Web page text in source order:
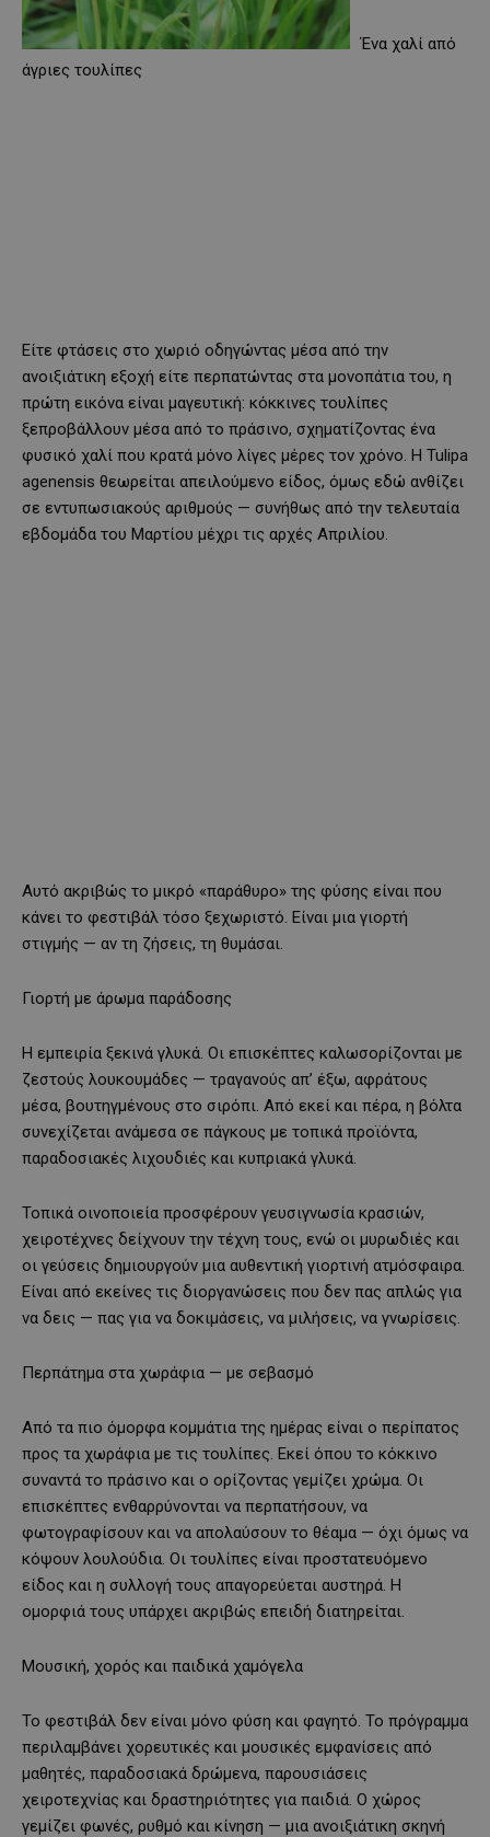
Ένα χαλί από
άγριες τουλίπες
Είτε φτάσεις στο χωριό οδηγώντας μέσα από την
ανοιξιάτικη εξοχή είτε περπατώντας στα μονοπάτια του, η
πρώτη εικόνα είναι μαγευτική: κόκκινες τουλίπες
ξεπροβάλλουν μέσα από το πράσινο, σχηματίζοντας ένα
φυσικό χαλί που κρατά μόνο λίγες μέρες τον χρόνο. Η Tulipa
agenensis θεωρείται απειλούμενο είδος, όμως εδώ ανθίζει
σε εντυπωσιακούς αριθμούς — συνήθως από την τελευταία
εβδομάδα του Μαρτίου μέχρι τις αρχές Απριλίου.
Αυτό ακριβώς το μικρό «παράθυρο» της φύσης είναι που
κάνει το φεστιβάλ τόσο ξεχωριστό. Είναι μια γιορτή
στιγμής — αν τη ζήσεις, τη θυμάσαι.
Γιορτή με άρωμα παράδοσης
Η εμπειρία ξεκινά γλυκά. Οι επισκέπτες καλωσορίζονται με
ζεστούς λουκουμάδες — τραγανούς απ’ έξω, αφράτους
μέσα, βουτηγμένους στο σιρόπι. Από εκεί και πέρα, η βόλτα
συνεχίζεται ανάμεσα σε πάγκους με τοπικά προϊόντα,
παραδοσιακές λιχουδιές και κυπριακά γλυκά.
Τοπικά οινοποιεία προσφέρουν γευσιγνωσία κρασιών,
χειροτέχνες δείχνουν την τέχνη τους, ενώ οι μυρωδιές και
οι γεύσεις δημιουργούν μια αυθεντική γιορτινή ατμόσφαιρα.
Είναι από εκείνες τις διοργανώσεις που δεν πας απλώς για
να δεις — πας για να δοκιμάσεις, να μιλήσεις, να γνωρίσεις.
Περπάτημα στα χωράφια — με σεβασμό
Από τα πιο όμορφα κομμάτια της ημέρας είναι ο περίπατος
προς τα χωράφια με τις τουλίπες. Εκεί όπου το κόκκινο
συναντά το πράσινο και ο ορίζοντας γεμίζει χρώμα. Οι
επισκέπτες ενθαρρύνονται να περπατήσουν, να
φωτογραφίσουν και να απολαύσουν το θέαμα — όχι όμως να
κόψουν λουλούδια. Οι τουλίπες είναι προστατευόμενο
είδος και η συλλογή τους απαγορεύεται αυστηρά. Η
ομορφιά τους υπάρχει ακριβώς επειδή διατηρείται.
Μουσική, χορός και παιδικά χαμόγελα
Το φεστιβάλ δεν είναι μόνο φύση και φαγητό. Το πρόγραμμα
περιλαμβάνει χορευτικές και μουσικές εμφανίσεις από
μαθητές, παραδοσιακά δρώμενα, παρουσιάσεις
χειροτεχνίας και δραστηριότητες για παιδιά. Ο χώρος
γεμίζει φωνές, ρυθμό και κίνηση — μια ανοιξιάτικη σκηνή